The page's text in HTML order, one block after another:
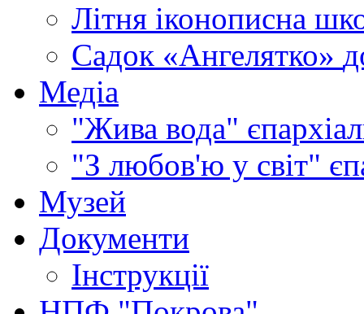
Літня іконописна
Садок «Ангелятко»
Медіа
"Жива вода"
"З любов'ю у світ"
Музей
Документи
Інструкції